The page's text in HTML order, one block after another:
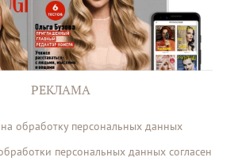
РЕКЛАМА
на обработку персональных данных
персональных данных согласен